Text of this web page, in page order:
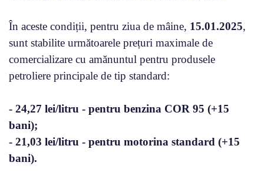
În aceste condiții, pentru ziua de mâine, 15.01.2025,
sunt stabilite următoarele prețuri maximale de
comercializare cu amănuntul pentru produsele
petroliere principale de tip standard:
- 24,27 lei/litru - pentru benzina COR 95 (+15
bani);
- 21,03 lei/litru - pentru motorina standard (+15
bani).